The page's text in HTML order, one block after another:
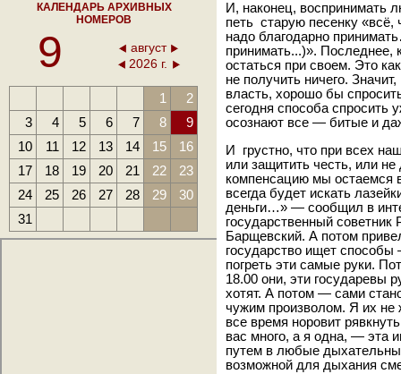
КАЛЕНДАРЬ АРХИВНЫХ
НОМЕРОВ
9
август
2026 г.
1
2
3
4 5 6 7 8
9
10
11 12 13 14 15
16
17
18 19 20 21 22
23
24
25 26 27 28 29
30
31
И, наконец, воспринимать
петь старую песенку «всё,
надо благодарно
принимать...)». Последнее,
остаться при своем. Это
не получить ничего.
власть, хорошо бы
сегодня способа спросить
осознают все — битые и
И грустно, что при всех
или защитить честь, или
компенсацию мы остаемся
всегда будет искать
деньги…» — сообщил в
государственный
Барщевский. А потом
государство ищет
погреть эти самые руки.
18.00 они, эти государевы
хотят. А потом — сами
чужим произволом. Я их не
все время норовит
вас много, а я одна, — эта
путем в любые
возможной для дыхания